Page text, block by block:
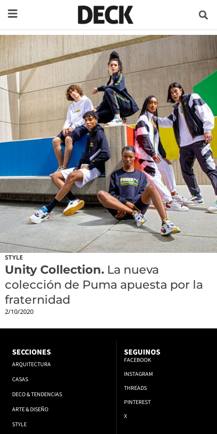
STYLE
Unity Collection. La nueva
colección de Puma apuesta por la
fraternidad
2/10/2020
SECCIONES
ARQUITECTURA
CASAS
DECO & TENDENCIAS
ARTE & DISEÑO
STYLE
SEGUINOS
FACEBOOK
INSTAGRAM
THREADS
PINTEREST
X